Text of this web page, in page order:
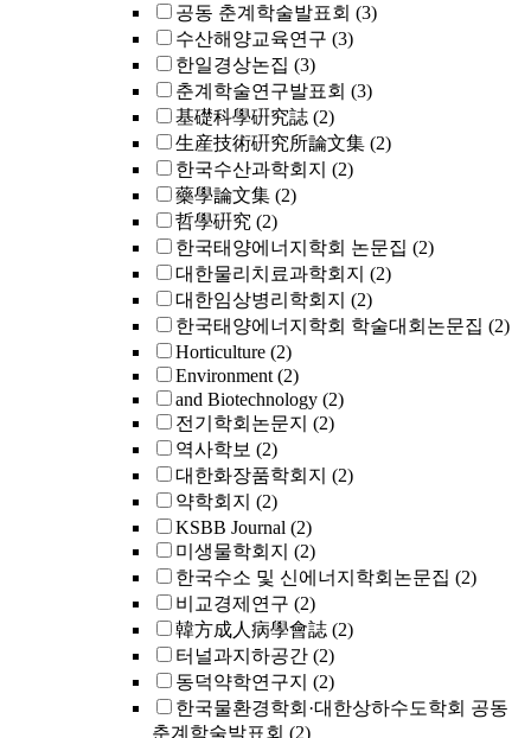
공동 춘계학술발표회 (3)
수산해양교육연구 (3)
한일경상논집 (3)
춘계학술연구발표회 (3)
基礎科學硏究誌 (2)
生産技術硏究所論文集 (2)
한국수산과학회지 (2)
藥學論文集 (2)
哲學硏究 (2)
한국태양에너지학회 논문집 (2)
대한물리치료과학회지 (2)
대한임상병리학회지 (2)
한국태양에너지학회 학술대회논문집 (2)
Horticulture (2)
Environment (2)
and Biotechnology (2)
전기학회논문지 (2)
역사학보 (2)
대한화장품학회지 (2)
약학회지 (2)
KSBB Journal (2)
미생물학회지 (2)
한국수소 및 신에너지학회논문집 (2)
비교경제연구 (2)
韓方成人病學會誌 (2)
터널과지하공간 (2)
동덕약학연구지 (2)
한국물환경학회·대한상하수도학회 공동
춘계학술발표회 (2)